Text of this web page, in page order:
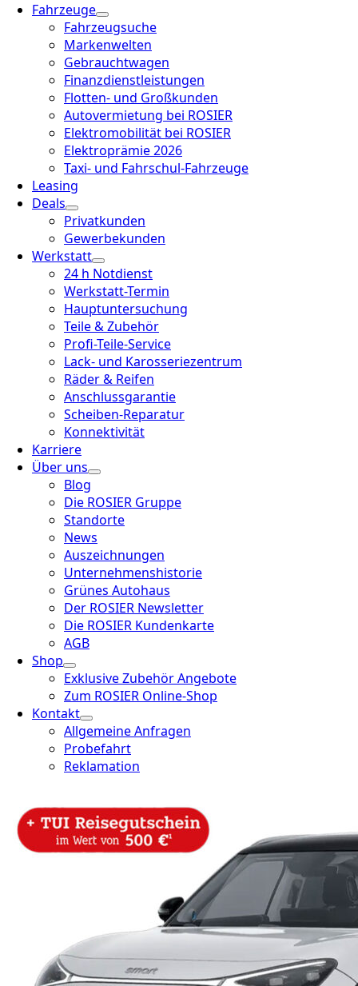
Fahrzeuge
Fahrzeugsuche
Markenwelten
Gebrauchtwagen
Finanzdienstleistungen
Flotten- und Großkunden
Autovermietung bei ROSIER
Elektromobilität bei ROSIER
Elektroprämie 2026
Taxi- und Fahrschul-Fahrzeuge
Leasing
Deals
Privatkunden
Gewerbekunden
Werkstatt
24 h Notdienst
Werkstatt-Termin
Hauptuntersuchung
Teile & Zubehör
Profi-Teile-Service
Lack- und Karosseriezentrum
Räder & Reifen
Anschlussgarantie
Scheiben-Reparatur
Konnektivität
Karriere
Über uns
Blog
Die ROSIER Gruppe
Standorte
News
Auszeichnungen
Unternehmenshistorie
Grünes Autohaus
Der ROSIER Newsletter
Die ROSIER Kundenkarte
AGB
Shop
Exklusive Zubehör Angebote
Zum ROSIER Online-Shop
Kontakt
Allgemeine Anfragen
Probefahrt
Reklamation